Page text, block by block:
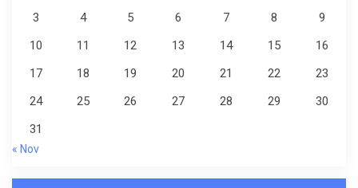
3
4 5 6 7 8
9
10
11 12 13 14 15
16
17
18 19 20 21 22
23
24
25 26 27 28 29
30
31
« Nov